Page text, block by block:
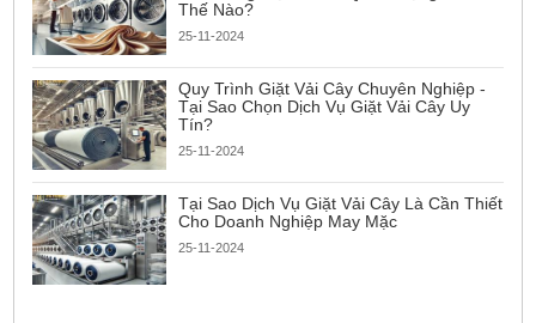
Thế Nào?
25-11-2024
Quy Trình Giặt Vải Cây Chuyên Nghiệp -
Tại Sao Chọn Dịch Vụ Giặt Vải Cây Uy
Tín?
25-11-2024
Tại Sao Dịch Vụ Giặt Vải Cây Là Cần Thiết
Cho Doanh Nghiệp May Mặc
25-11-2024